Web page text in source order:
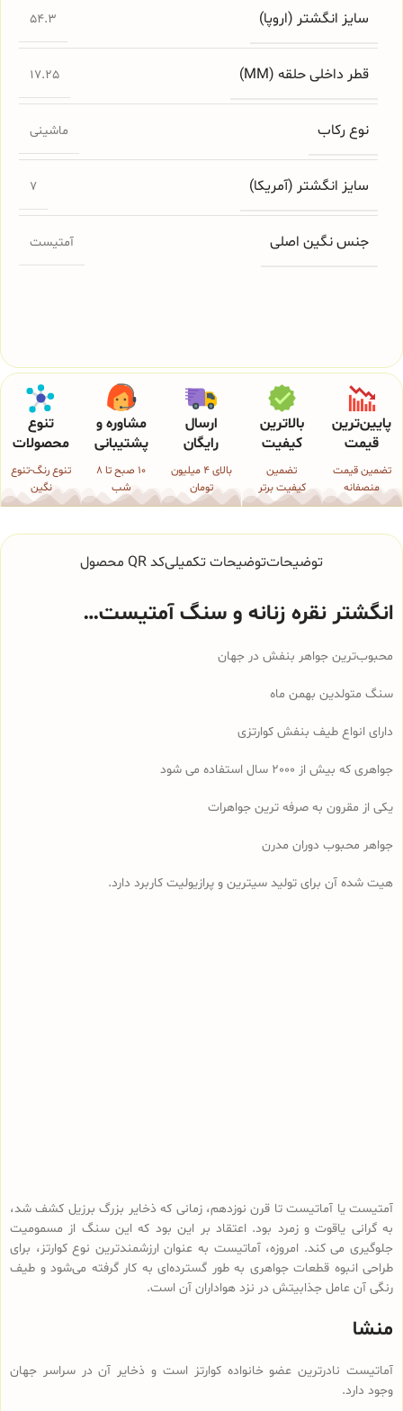
سایز انگشتر (اروپا) 54.3
قطر داخلی حلقه (MM) 17.25
نوع رکاب ماشینی
سایز انگشتر (آمریکا) 7
جنس نگین اصلی آمتیست
پایین‌ترین
قیمت
تضمین قیمت
منصفانه
بالاترین
کیفیت
تضمین
کیفیت برتر
ارسال
رایگان
بالای 4 میلیون
تومان
مشاوره و
پشتیبانی
10 صبح تا 8
شب
تنوع
محصولات
تنوع رنگ-تنوع
نگین
توضیحاتتوضیحات تکمیلیکد QR محصول
انگشتر نقره زنانه و سنگ آمتیست…
محبوب‌ترین جواهر بنفش در جهان
سنگ متولدین بهمن ماه
دارای انواع طیف بنفش کوارتزی
جواهری که بیش از 2000 سال استفاده می شود
یکی از مقرون به صرفه ترین جواهرات
جواهر محبوب دوران مدرن
هیت شده آن برای تولید سیترین و پرازیولیت کاربرد دارد.
آمتیست یا آماتیست تا قرن نوزدهم، زمانی که ذخایر بزرگ برزیل کشف شد،
به گرانی یاقوت و زمرد بود. اعتقاد بر این بود که این سنگ از مسمومیت
جلوگیری می کند. امروزه، آماتیست به عنوان ارزشمندترین نوع کوارتز، برای
طراحی انبوه قطعات جواهری به طور گسترده‌ای به کار گرفته می‌شود و طیف
رنگی آن عامل جذابیتش در نزد هواداران آن است.
منشا
آماتیست نادرترین عضو خانواده کوارتز است و ذخایر آن در سراسر جهان
وجود دارد.